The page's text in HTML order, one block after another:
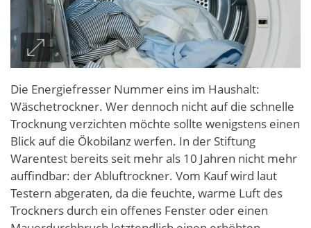
Die Energiefresser Nummer eins im Haushalt:
Wäschetrockner. Wer dennoch nicht auf die schnelle
Trocknung verzichten möchte sollte wenigstens einen
Blick auf die Ökobilanz werfen. In der Stiftung
Warentest bereits seit mehr als 10 Jahren nicht mehr
auffindbar: der Abluftrockner. Vom Kauf wird laut
Testern abgeraten, da die feuchte, warme Luft des
Trockners durch ein offenes Fenster oder einen